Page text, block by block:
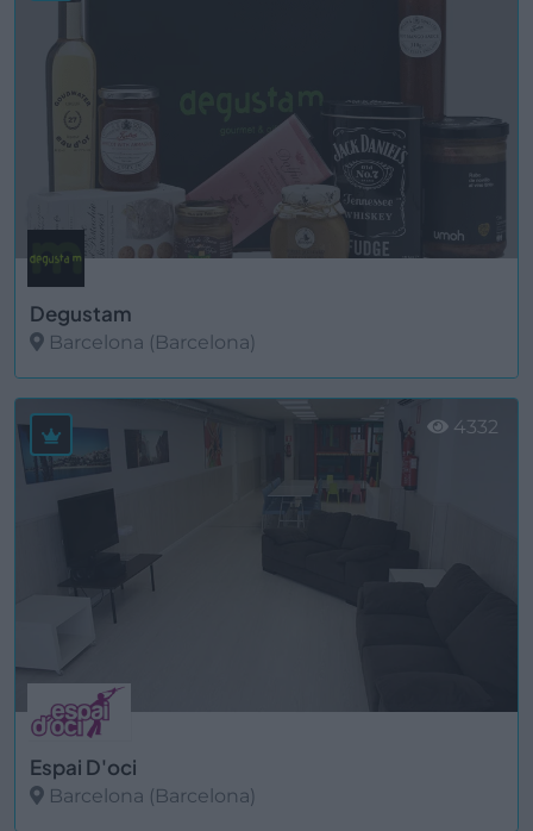
Degustam
Barcelona (Barcelona)
Espai D'oci
Barcelona (Barcelona)
4332